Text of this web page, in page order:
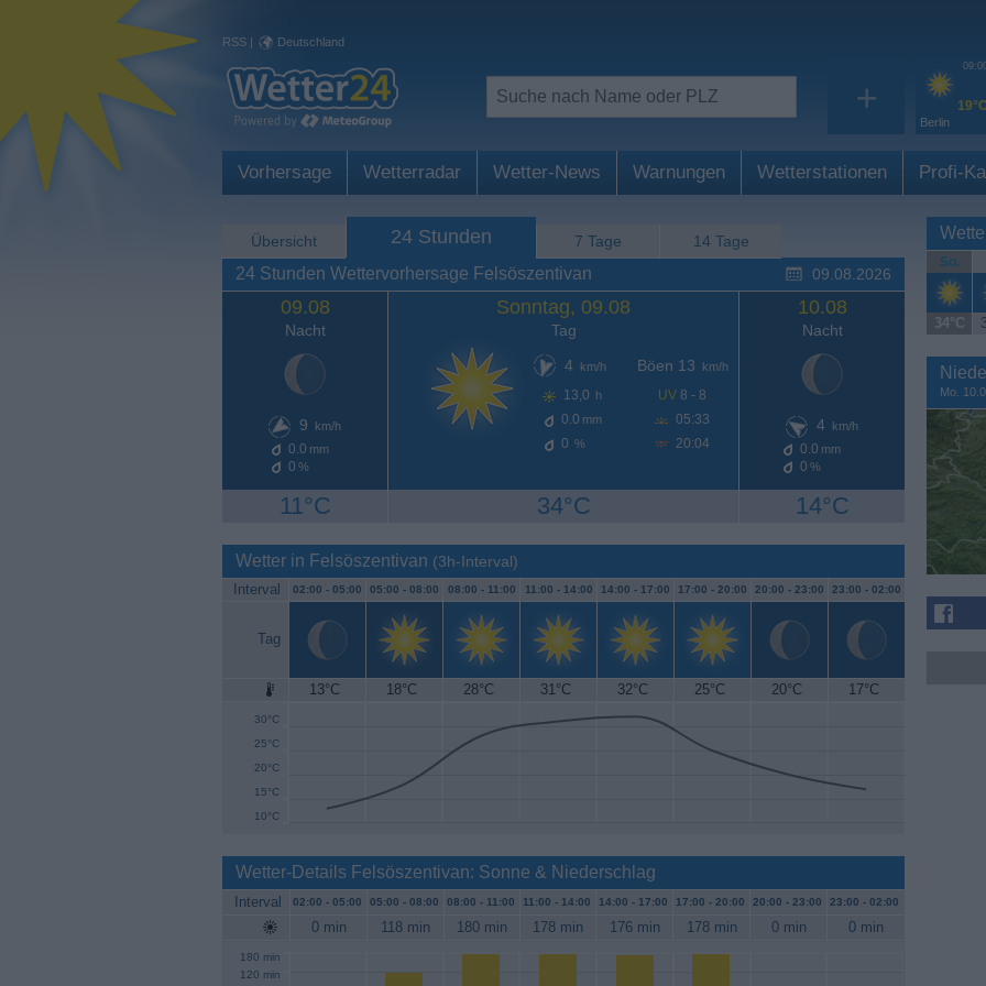
RSS | Deutschland
+
Berlin
Vorhersage Wetterradar Wetter-News Warnungen Wetterstationen Profi-
Übersicht 24 Stunden 7 Tage 14 Tage
24 Stunden Wettervorhersage Felsöszentivan 09.08.2026
09.08
Nacht
9 km/h
0.0 mm
0 %
11°C
Sonntag, 09.08
Tag
4
km/h
13,0 h
0.0 mm
0 %
Böen 13 km/h
UV 8 - 8
05:33
20:04
34°C
10.08
Nacht
4 km/h
0.0 mm
0 %
14°C
Wetter in Felsöszentivan (3h-Interval)
Interval 02:00 - 05:00 05:00 - 08:00 08:00 - 11:00 11:00 - 14:00 14:00 - 17:00 17:00 - 20:00 20:00 - 23:00 23:00 - 02:00
Tag
13°C 18°C 28°C 31°C 32°C 25°C 20°C 17°C
10°C
15°C
20°C
25°C
30°C
35°C
Wetter-Details Felsöszentivan: Sonne & Niederschlag
Interval 02:00 - 05:00 05:00 - 08:00 08:00 - 11:00 11:00 - 14:00 14:00 - 17:00 17:00 - 20:00 20:00 - 23:00 23:00 - 02:00
0 min 118 min 180 min 178 min 176 min 178 min 0 min 0 min
120 min
180 min
So.
34°C
Mo.